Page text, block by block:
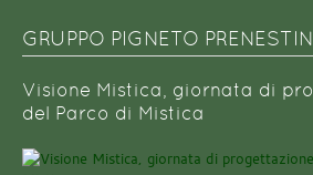
GRUPPO PIGNETO
Visione Mistica, giornata di
del Parco di Mistica